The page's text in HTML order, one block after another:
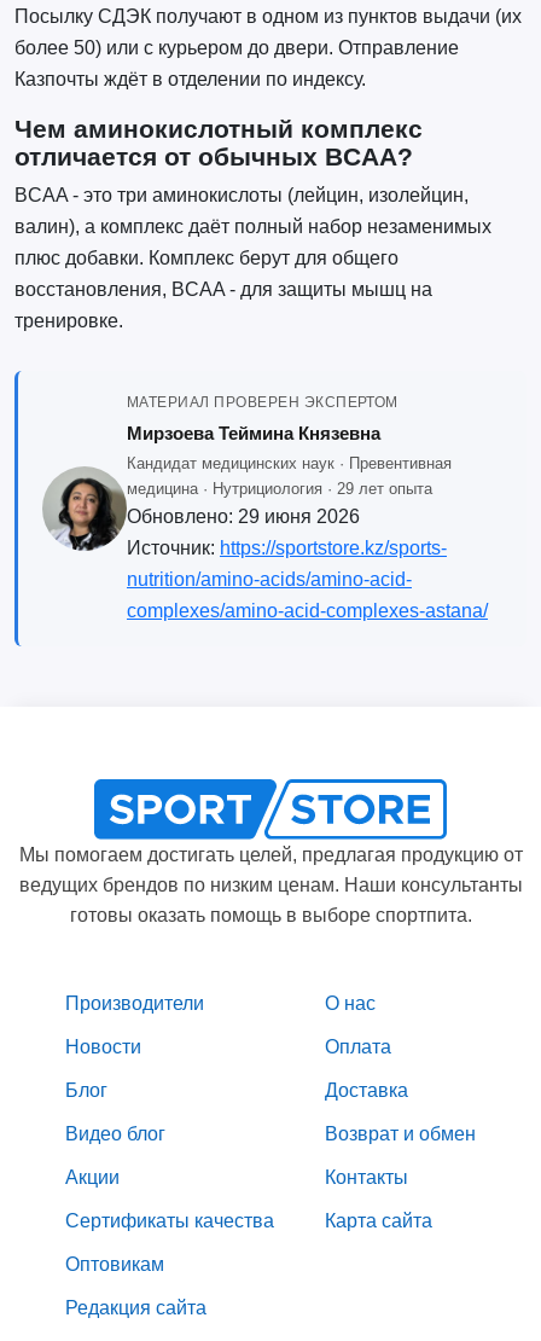
Посылку СДЭК получают в одном из пунктов выдачи (их
более 50) или с курьером до двери. Отправление
Казпочты ждёт в отделении по индексу.
Чем аминокислотный комплекс
отличается от обычных BCAA?
BCAA - это три аминокислоты (лейцин, изолейцин,
валин), а комплекс даёт полный набор незаменимых
плюс добавки. Комплекс берут для общего
восстановления, BCAA - для защиты мышц на
тренировке.
МАТЕРИАЛ ПРОВЕРЕН ЭКСПЕРТОМ
Мирзоева Теймина Князевна
Кандидат медицинских наук · Превентивная
медицина · Нутрициология · 29 лет опыта
Обновлено: 29 июня 2026
Источник: https://sportstore.kz/sports-
nutrition/amino-acids/amino-acid-
complexes/amino-acid-complexes-astana/
Мы помогаем достигать целей, предлагая продукцию от
ведущих брендов по низким ценам. Наши консультанты
готовы оказать помощь в выборе спортпита.
Производители
Новости
Блог
Видео блог
Акции
Сертификаты качества
Оптовикам
Редакция сайта
О нас
Оплата
Доставка
Возврат и обмен
Контакты
Карта сайта